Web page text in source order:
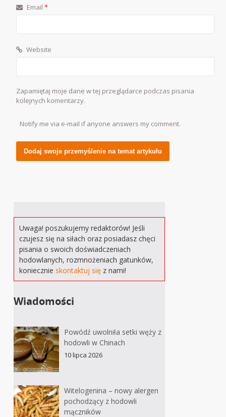
Email*
Website
Zapamiętaj moje dane w tej przeglądarce podczas pisania
kolejnych komentarzy.
Notify me via e-mail if anyone answers my comment.
Uwaga! poszukujemy redaktorów! Jeśli
czujesz się na siłach oraz posiadasz chęci
pisania o swoich doświadczeniach
hodowlanych, rozmnożeniach gatunków,
koniecznieskontaktuj się z nami!
Wiadomości
Powódź uwolniła setki węży z
hodowli w Chinach
10 lipca 2026
Witelogenina – nowy alergen
pochodzący z hodowli
mączników